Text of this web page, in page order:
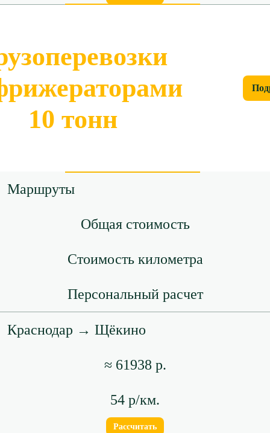
10 тонн
Маршруты
Общая стоимость
Стоимость километра
Персональный расчет
Краснодар → Щёкино
≈ 61938 р.
54 р/км.
Рассчитать